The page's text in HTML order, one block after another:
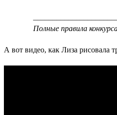
Полные правила
А вот видео, как Лиза рисовала